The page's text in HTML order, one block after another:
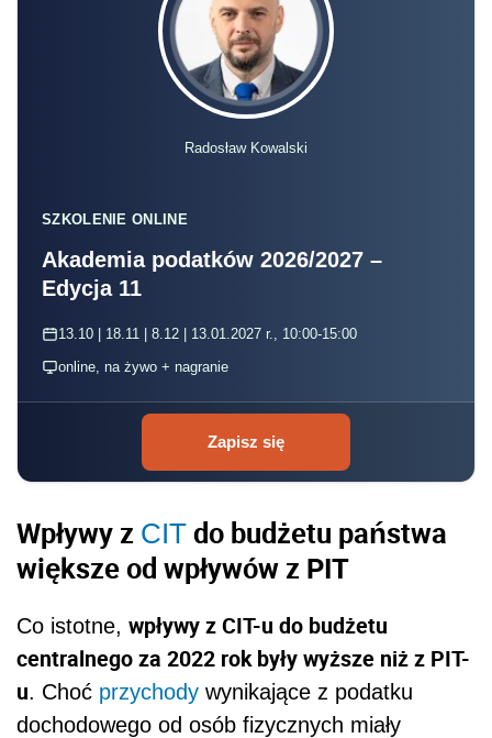
Radosław Kowalski
SZKOLENIE ONLINE
Akademia podatków 2026/2027 –
Edycja 11
13.10 | 18.11 | 8.12 | 13.01.2027 r., 10:00-15:00
online, na żywo + nagranie
Zapisz się
Wpływy z CIT do budżetu państwa
większe od wpływów z PIT
Co istotne, wpływy z CIT-u do budżetu
centralnego za 2022 rok były wyższe niż z PIT-
u. Choć przychody wynikające z podatku
dochodowego od osób fizycznych miały